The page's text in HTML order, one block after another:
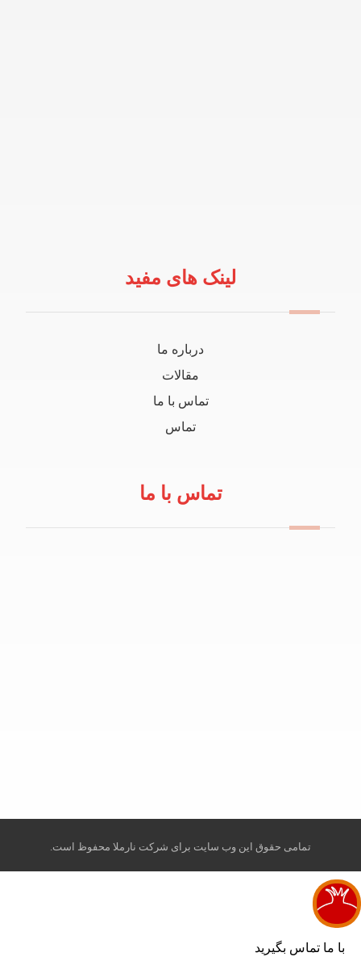
لینک های مفید
درباره ما
مقالات
تماس با ما
تماس
تماس با ما
تمامی حقوق این وب سایت برای شرکت نارملا محفوظ است.
با ما تماس بگیرید